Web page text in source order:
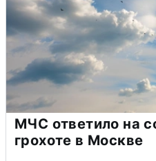
МЧС ответило на
грохоте в Москве